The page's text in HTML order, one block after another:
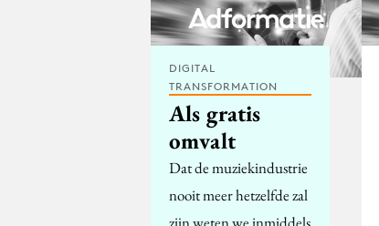
DIGITAL
TRANSFORMATION
Als gratis
omvalt
Dat de muziekindustrie
nooit meer hetzelfde zal